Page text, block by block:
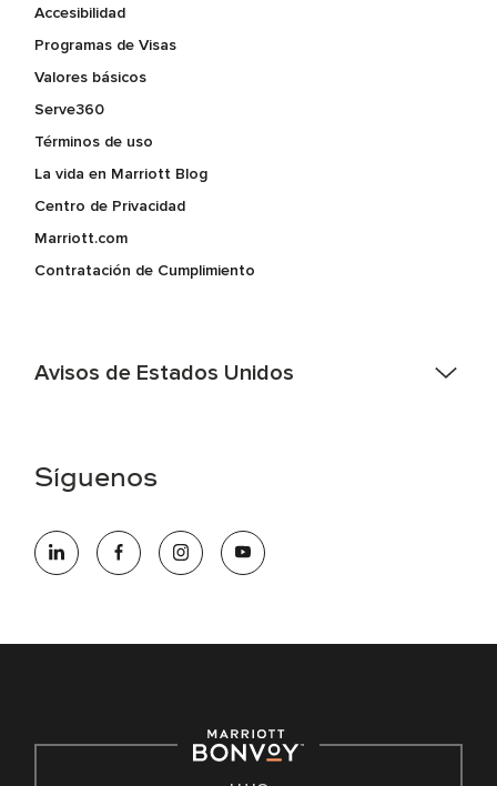
Accesibilidad
Programas de Visas
Valores básicos
Serve360
Términos de uso
La vida en Marriott Blog
Centro de Privacidad
Marriott.com
Contratación de Cumplimiento
Avisos de Estados Unidos
electrónico hqaffirmativeaction@marriott.com
oportunidades que se compromete a contratar una fuerza
de trabajo diversa y a mantener una cultura inclusiva.
Derecho a trabajar inglés/español
Conozca sus derechos
Síguenos